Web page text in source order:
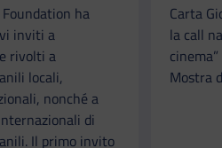
ha
inviti a
rivolti a
locali,
nonché a
di
Il primo invito
Carta
la call
Mostra